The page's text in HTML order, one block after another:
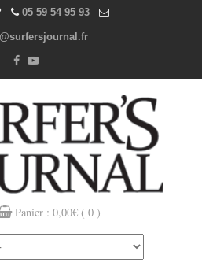
05 59 54 95 93
Panier : 0,00€ ( 0 )